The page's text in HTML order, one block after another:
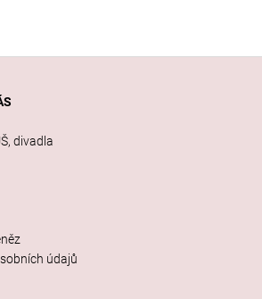
divadla
údajů